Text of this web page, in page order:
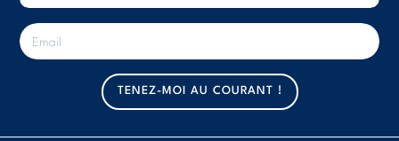
E
-
m
TENEZ-MOI AU COURANT !